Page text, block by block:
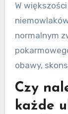
W
normalnym
obawy,
Czy
każde